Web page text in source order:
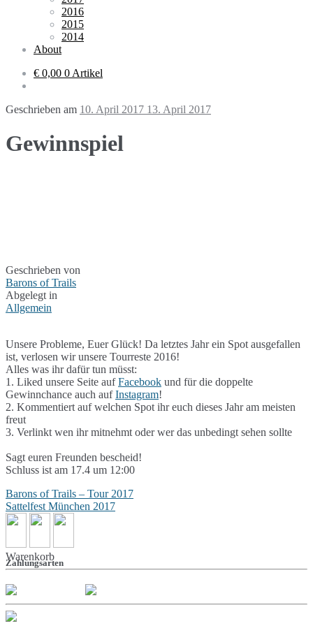
2016
2015
2014
About
€ 0,00 0 Artikel
Geschrieben am 10. April 2017 13. April 2017
Gewinnspiel
Geschrieben von
Barons of Trails
Abgelegt in
Allgemein
Unsere Probleme, Euer Glück! Da letztes Jahr ein Spot ausgefallen
ist, verlosen wir unsere Tourreste 2016!
Alles was ihr dafür tun müsst:
1. Liked unsere Seite aufFacebook und für die doppelte
Gewinnchance auch aufInstagram!
2. Kommentiert auf welchen Spot ihr euch dieses Jahr am meisten
freut
3. Verlinkt wen ihr mitnehmt oder wer das unbedingt sehen sollte
Sagt euren Freunden bescheid!
Schluss ist am 17.4 um 12:00
Beitragsnavigation
Barons of Trails – Tour 2017
Sattelfest München 2017
Warenkorb
Zahlungsarten